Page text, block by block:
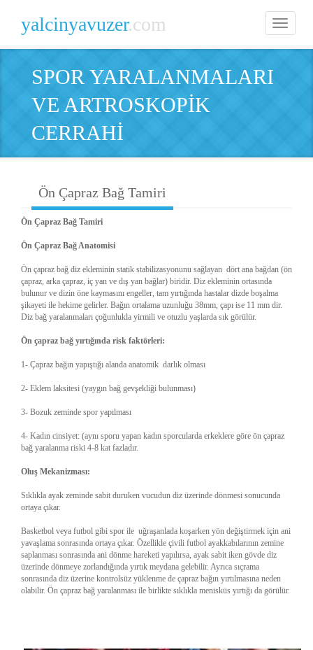
Toggle
navigation
yalcinyavuzer.com
SPOR YARALANMALARI
VE ARTROSKOPİK
CERRAHİ
Ön Çapraz Bağ Tamiri
Ön Çapraz Bağ Tamiri
Ön Çapraz Bağ Anatomisi
Ön çapraz bağ diz ekleminin statik stabilizasyonunu sağlayan dört ana bağdan (ön
çapraz, arka çapraz, iç yan ve dış yan bağlar) biridir. Diz ekleminin ortasında
bulunur ve dizin öne kaymasını engeller, tam yırtığında hastalar dizde boşalma
şikayeti ile hekime gelirler. Bağın ortalama uzunluğu 38mm, çapı ise 11 mm dir.
Diz bağ yaralanmaları çoğunlukla yirmili ve otuzlu yaşlarda sık görülür.
Ön çapraz bağ yırtığında risk faktörleri:
1- Çapraz bağın yapıştığı alanda anatomik darlık olması
2- Eklem laksitesi (yaygın bağ gevşekliği bulunması)
3- Bozuk zeminde spor yapılması
4- Kadın cinsiyet: (aynı sporu yapan kadın sporcularda erkeklere göre ön çapraz
bağ yaralanma riski 4-8 kat fazladır.
Oluş Mekanizması:
Sıklıkla ayak zeminde sabit duruken vucudun diz üzerinde dönmesi sonucunda
ortaya çıkar.
Basketbol veya futbol gibi spor ile uğraşanlada koşarken yön değiştirmek için ani
yavaşlama sonrasında ortaya çıkar. Özellikle çivili futbol ayakkabılarının zemine
saplanması sonrasında ani dönme hareketi yapılırsa, ayak sabit iken gövde diz
üzerinde dönmeye zorlandığında yırtık meydana gelebilir. Ayrıca sıçrama
sonrasında diz üzerine kontrolsüz yüklenme de çapraz bağın yırtılmasına neden
olabilir. Ön çapraz bağ yaralanması ile birlikte sıklıkla menisküs yırtığı da görülür.